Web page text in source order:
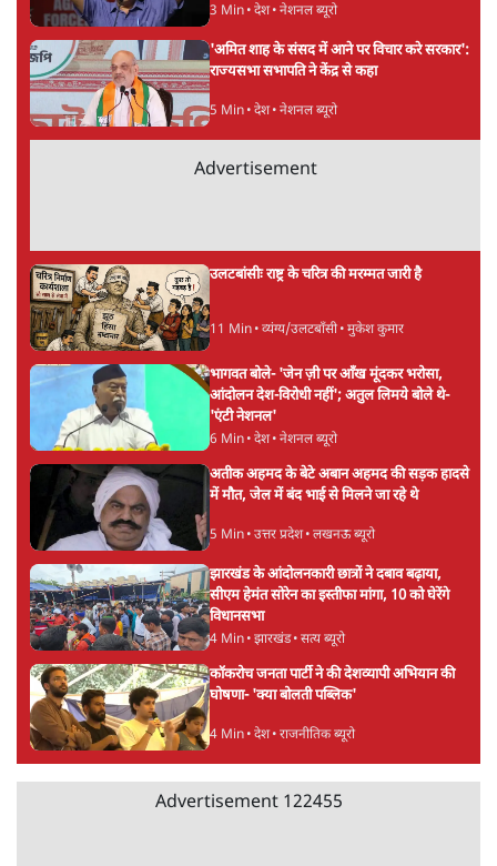
3 Min• देश• नेशनल ब्यूरो
'अमित शाह के संसद में आने पर विचार करे सरकार':
राज्यसभा सभापति ने केंद्र से कहा
5 Min• देश• नेशनल ब्यूरो
Advertisement
उलटबांसीः राष्ट्र के चरित्र की मरम्मत जारी है
11 Min• व्यंग्य/उलटबाँसी• मुकेश कुमार
भागवत बोले- 'जेन ज़ी पर आँख मूंदकर भरोसा,
आंदोलन देश-विरोधी नहीं'; अतुल लिमये बोले थे-
'एंटी नेशनल'
6 Min• देश• नेशनल ब्यूरो
अतीक अहमद के बेटे अबान अहमद की सड़क हादसे
में मौत, जेल में बंद भाई से मिलने जा रहे थे
5 Min• उत्तर प्रदेश• लखनऊ ब्यूरो
झारखंड के आंदोलनकारी छात्रों ने दबाव बढ़ाया,
सीएम हेमंत सोरेन का इस्तीफा मांगा, 10 को घेरेंगे
विधानसभा
4 Min• झारखंड• सत्य ब्यूरो
कॉकरोच जनता पार्टी ने की देशव्यापी अभियान की
घोषणा- 'क्या बोलती पब्लिक'
4 Min• देश• राजनीतिक ब्यूरो
Advertisement 122455